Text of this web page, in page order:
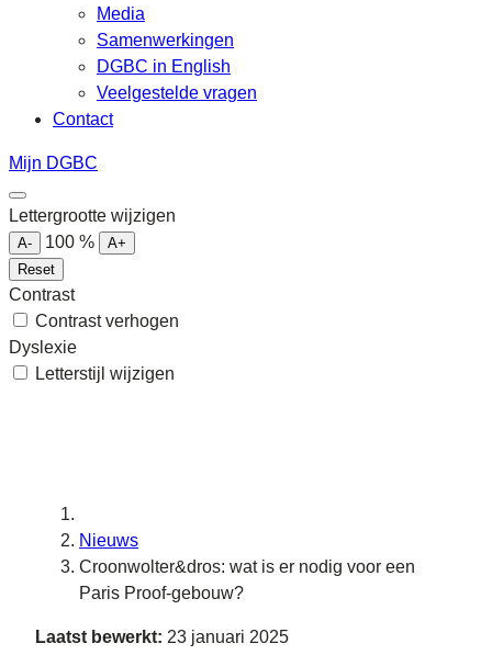
Media
Samenwerkingen
DGBC in English
Veelgestelde vragen
Contact
Mijn DGBC
Lettergrootte wijzigen
A- 100 %
A+
Reset
Contrast
Contrast verhogen
Dyslexie
Letterstijl wijzigen
Nieuws
Croonwolter&dros: wat is er nodig voor een
Paris Proof-gebouw?
Laatst bewerkt: 23 januari 2025